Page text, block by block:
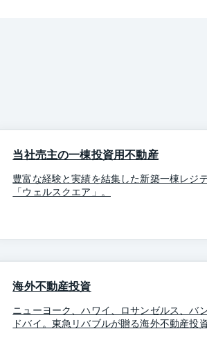
当社売主の一棟投資用不動産
豊富な経験と実績を結集した新築一棟レジ
「ウェルスクエア」。
海外不動産投資
ニューヨーク、ハワイ、ロサンゼルス、バン
ドバイ。東急リバブルが贈る海外不動産投資